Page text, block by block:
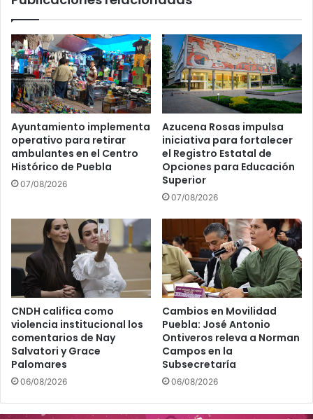
L
i
l
i
a
C
e
d
i
l
e
u
e
r
c
e
r
i
n
e
d
a
d
o
e
n
u
n
m
a
m
i
e
n
t
a
l
Ayuntamiento implementa
operativo para retirar
ambulantes en el Centro
Histórico de Puebla
07/08/2026
Azucena Rosas impulsa
iniciativa para fortalecer
el Registro Estatal de
Opciones para Educación
Superior
07/08/2026
CNDH califica como
violencia institucional los
comentarios de Nay
Salvatori y Grace
Palomares
06/08/2026
Cambios en Movilidad
Puebla: José Antonio
Ontiveros releva a Norman
Campos en la
Subsecretaría
06/08/2026